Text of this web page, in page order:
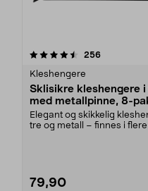
256anmeldelser
Kleshengere
Sklisikre kleshengere
med metallpinne, 8-
Elegant og skikkelig
tre og metall – finnes i
79,90
4.5av 5 stjerner